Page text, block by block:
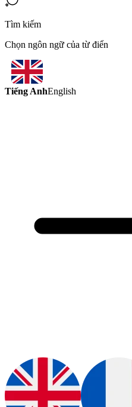
Tìm kiếm
Chọn ngôn ngữ của từ điển
Tiếng AnhEnglish